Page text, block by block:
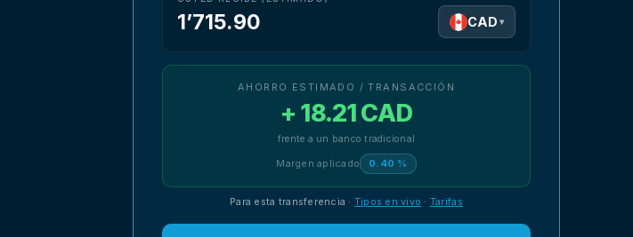
1’715.90 CAD ▾
AHORRO ESTIMADO / TRANSACCIÓN
+ 18.21 CAD
frente a un banco tradicional
Margen aplicado 0.40 %
Para esta transferencia · Tipos en vivo · Tarifas